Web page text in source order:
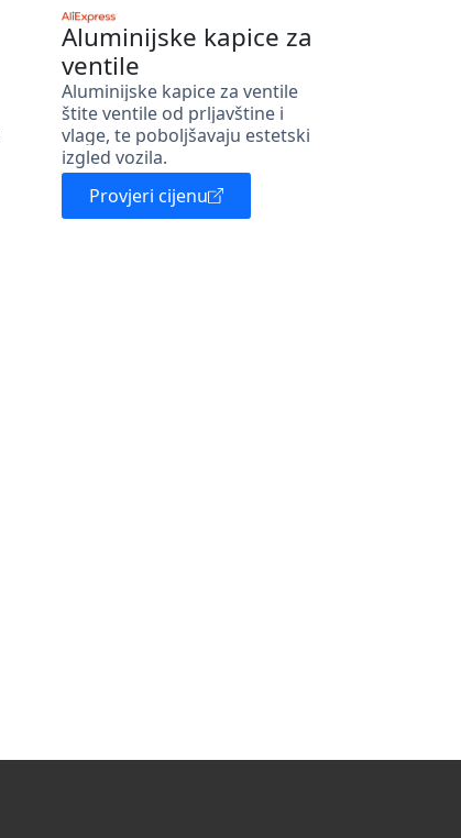
Aluminijske kapice za
ventile
Aluminijske kapice za ventile
štite ventile od prljavštine i
vlage, te poboljšavaju estetski
izgled vozila.
Provjeri cijenu